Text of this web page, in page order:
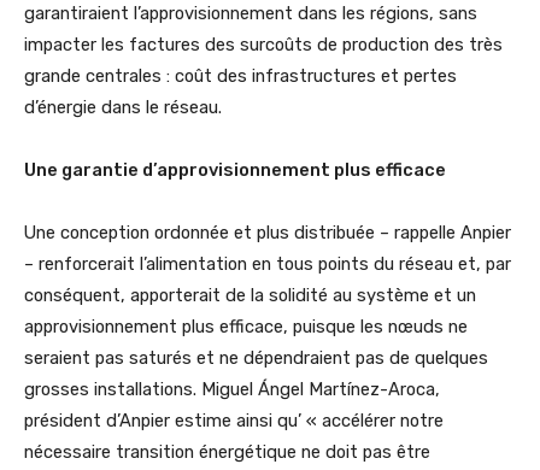
garantiraient l’approvisionnement dans les régions, sans
impacter les factures des surcoûts de production des très
grande centrales : coût des infrastructures et pertes
d’énergie dans le réseau.
Une garantie d’approvisionnement plus efficace
Une conception ordonnée et plus distribuée – rappelle Anpier
– renforcerait l’alimentation en tous points du réseau et, par
conséquent, apporterait de la solidité au système et un
approvisionnement plus efficace, puisque les nœuds ne
seraient pas saturés et ne dépendraient pas de quelques
grosses installations. Miguel Ángel Martínez-Aroca,
président d’Anpier estime ainsi qu’ « accélérer notre
nécessaire transition énergétique ne doit pas être